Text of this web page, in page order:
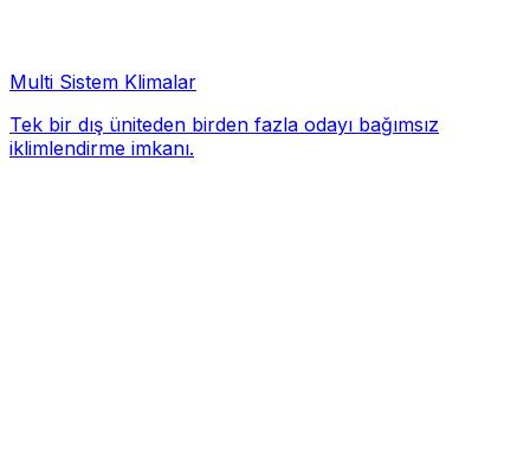
Multi Sistem Klimalar
Tek bir dış üniteden birden fazla odayı bağımsız
iklimlendirme imkanı.